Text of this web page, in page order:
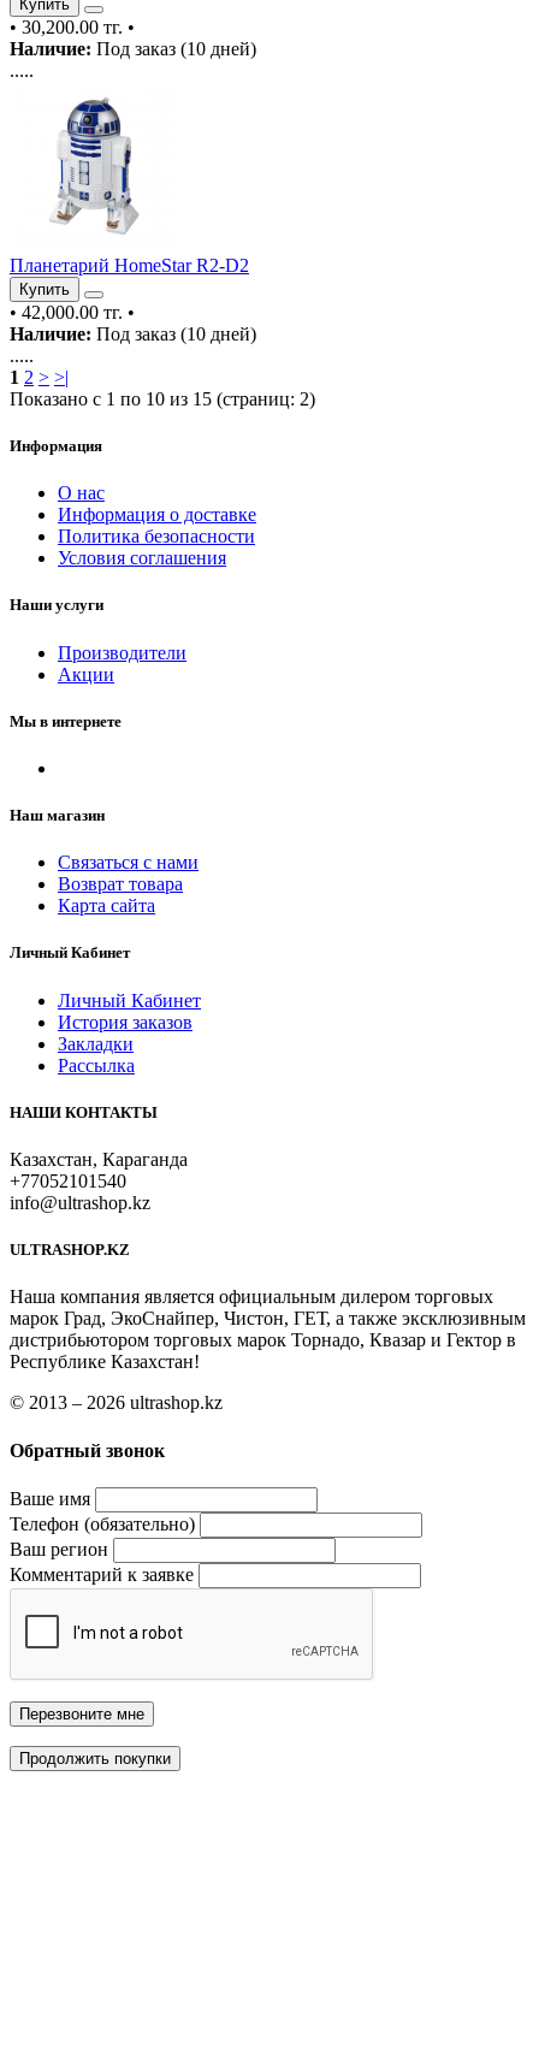
Купить
• 30,200.00 тг. •
Наличие: Под заказ (10 дней)
.....
Планетарий HomeStar R2-D2
Купить
• 42,000.00 тг. •
Наличие: Под заказ (10 дней)
.....
1 2 > >|
Показано с 1 по 10 из 15 (страниц: 2)
Информация
О нас
Информация о доставке
Политика безопасности
Условия соглашения
Наши услуги
Производители
Акции
Мы в интернете
Наш магазин
Связаться с нами
Возврат товара
Карта сайта
Личный Кабинет
Личный Кабинет
История заказов
Закладки
Рассылка
НАШИ КОНТАКТЫ
Казахстан, Караганда
+77052101540
info@ultrashop.kz
ULTRASHOP.KZ
Наша компания является официальным дилером торговых
марок Град, ЭкоСнайпер, Чистон, ГЕТ, а также эксклюзивным
дистрибьютором торговых марок Торнадо, Квазар и Гектор в
Республике Казахстан!
© 2013 – 2026 ultrashop.kz
Обратный звонок
Ваше имя
Телефон (обязательно)
Ваш регион
Комментарий к заявке
Перезвоните мне
Продолжить покупки